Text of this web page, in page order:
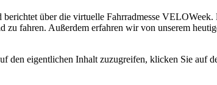
über die virtuelle Fahrradmesse
fahren. Außerdem erfahren wir von unserem
den eigentlichen Inhalt zuzugreifen, klicken Sie auf